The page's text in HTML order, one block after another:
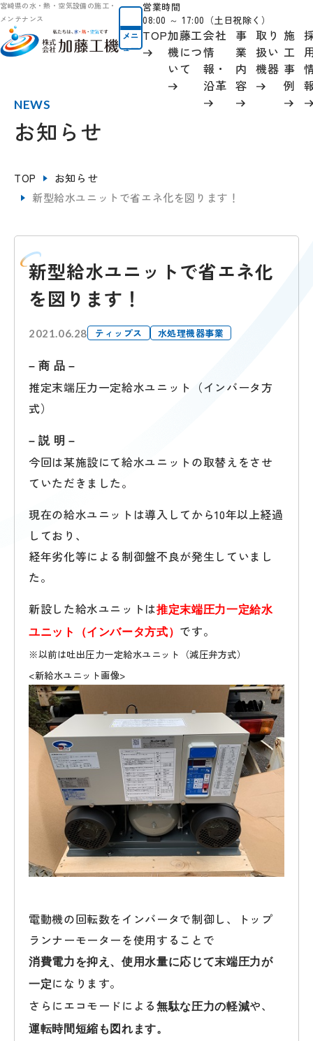
宮崎県の水・熱・空気設備の施工・
メンテナンス
メニ
ュー
営業時間
08:00 ～ 17:00（土日祝除く）
TOP加藤工
機につ
いて
会社
情
報 ・
沿革
事
業
内
容
取り
扱い
機器
施
工
事
例
NEWS
お知らせ
TOP
お知らせ
新型給水ユニットで省エネ化を図ります！
新型給水ユニットで省エネ化
を図ります！
2021.06.28 ティップス 水処理機器事業
– 商 品 –
推定末端圧力一定給水ユニット（インバータ方
式）
– 説 明 –
今回は某施設にて給水ユニットの取替えをさせ
ていただきました。
現在の給水ユニットは導入してから10年以上経過
しており、
経年劣化等による制御盤不良が発生していまし
た。
新設した給水ユニットは推定末端圧力一定給水
ユニット（インバータ方式） です。
※以前は吐出圧力一定給水ユニット（減圧弁方式）
<新給水ユニット画像>
電動機の回転数をインバータで制御し、トップ
ランナーモーターを使用することで
消費電力を抑え、使用水量に応じて末端圧力が
一定になります。
さらにエコモードによる無駄な圧力の軽減や、
運転時間短縮も図れます。